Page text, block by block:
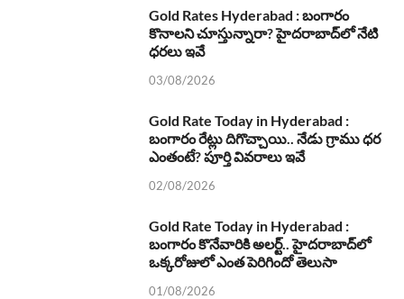
Gold Rates Hyderabad : బంగారం
కొనాలని చూస్తున్నారా? హైదరాబాద్‌లో నేటి
ధరలు ఇవే
03/08/2026
Gold Rate Today in Hyderabad :
బంగారం రేట్లు దిగొచ్చాయి.. నేడు గ్రాము ధర
ఎంతంటే? పూర్తి వివరాలు ఇవే
02/08/2026
Gold Rate Today in Hyderabad :
బంగారం కొనేవారికి అలర్ట్.. హైదరాబాద్‌లో
ఒక్కరోజులో ఎంత పెరిగిందో తెలుసా
01/08/2026